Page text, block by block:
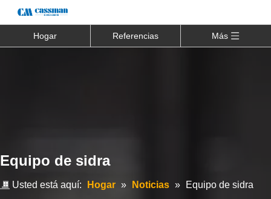
Hogar Referencias Más
Equipo de sidra
Usted está aquí: Hogar » Noticias » Equipo de sidra